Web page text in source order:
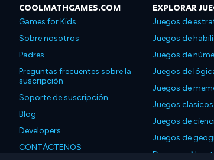
COOLMATHGAMES.COM
Games for Kids
Sobre nosotros
Padres
Preguntas frecuentes sobre la
suscripción
Soporte de suscripción
Blog
Developers
CONTÁCTENOS
EXPLORAR
Juegos de
Juegos de
Juegos de
Juegos de
Juegos de
Juegos clasicos
Juegos de
Juegos de
Descarga